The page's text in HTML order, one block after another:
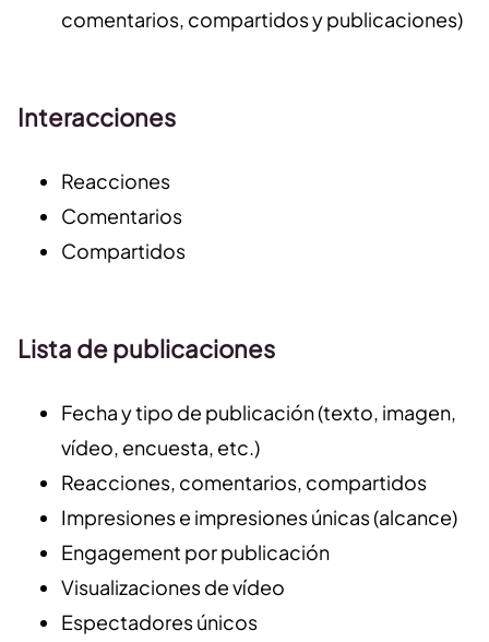
comentarios, compartidos y publicaciones)
Interacciones
Reacciones
Comentarios
Compartidos
Lista de publicaciones
Fecha y tipo de publicación (texto, imagen,
vídeo, encuesta, etc.)
Reacciones, comentarios, compartidos
Impresiones e impresiones únicas (alcance)
Engagement por publicación
Visualizaciones de vídeo
Espectadores únicos